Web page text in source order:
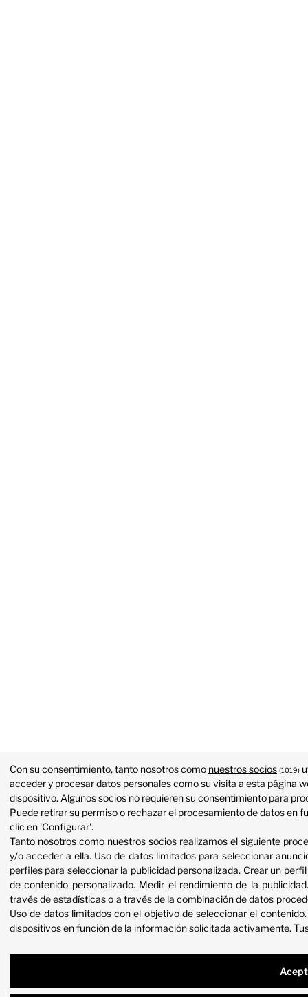
Con su consentimiento, tanto nosotros como nuestros socios (1019)
acceder y procesar datos personales como su visita a esta página
dispositivo. Algunos socios no requieren su consentimiento para
Puede retirar su permiso o rechazar el procesamiento de datos en
clic en 'Configurar'.
Tanto nosotros como nuestros socios realizamos el siguiente
y/o acceder a ella. Uso de datos limitados para seleccionar
perfiles para seleccionar la publicidad personalizada. Crear un
de contenido personalizado. Medir el rendimiento de la publicidad
través de estadísticas o a través de la combinación de datos
Uso de datos limitados con el objetivo de seleccionar el contenido
dispositivos en función de la información solicitada activamente.